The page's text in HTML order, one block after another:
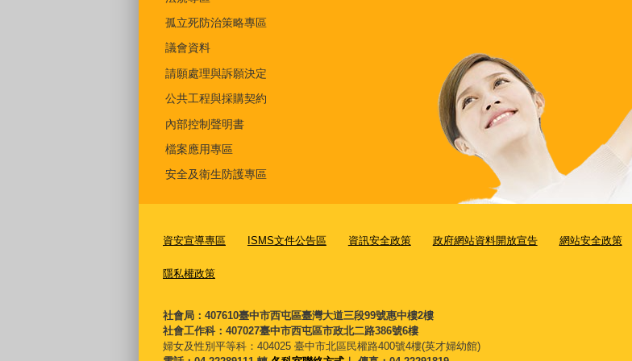
孤立死防治策略專區
議會資料
請願處理與訴願決定
公共工程與採購契約
內部控制聲明書
檔案應用專區
安全及衛生防護專區
資安宣導專區 ISMS文件公告區 資訊安全政策 政府網站資料開放宣告 網站安全政策
隱私權政策
社會局：407610臺中市西屯區臺灣大道三段99號惠中樓2樓
社會工作科：407027臺中市西屯區市政北二路386號6樓
婦女及性別平等科： 404025 臺中市北區民權路400號4樓(英才婦幼館)